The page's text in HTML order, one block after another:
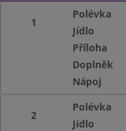
1
Polévka
Jídlo
Příloha
Doplněk
Nápoj
2
Polévka
Jídlo